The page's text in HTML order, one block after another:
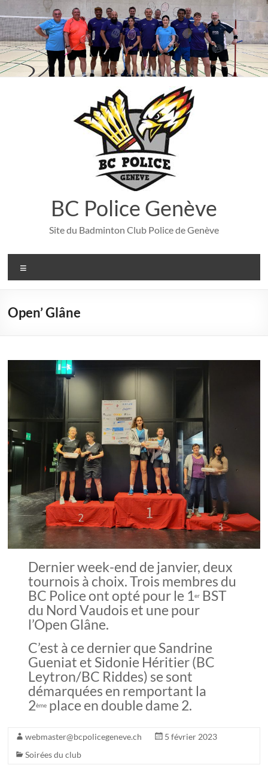
Aller
au
contenu
BC Police Genève
Site du Badminton Club Police de Genève
Open’ Glâne
Dernier week-end de janvier, deux
tournois à choix. Trois membres du
BC Police ont opté pour le 1er BST
du Nord Vaudois et une pour
l’Open Glâne.
C’est à ce dernier que Sandrine
Gueniat et Sidonie Héritier (BC
Leytron/BC Riddes) se sont
démarquées en remportant la
2ème place en double dame 2.
webmaster@bcpolicegeneve.ch
5 février 2023
Soirées du club